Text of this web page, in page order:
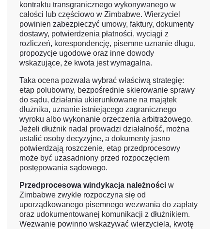
kontraktu transgranicznego wykonywanego w
całości lub częściowo w Zimbabwe. Wierzyciel
powinien zabezpieczyć umowy, faktury, dokumenty
dostawy, potwierdzenia płatności, wyciągi z
rozliczeń, korespondencję, pisemne uznanie długu,
propozycje ugodowe oraz inne dowody
wskazujące, że kwota jest wymagalna.
Taka ocena pozwala wybrać właściwą strategię:
etap polubowny, bezpośrednie skierowanie sprawy
do sądu, działania ukierunkowane na majątek
dłużnika, uznanie istniejącego zagranicznego
wyroku albo wykonanie orzeczenia arbitrażowego.
Jeżeli dłużnik nadal prowadzi działalność, można
ustalić osoby decyzyjne, a dokumenty jasno
potwierdzają roszczenie, etap przedprocesowy
może być uzasadniony przed rozpoczęciem
postępowania sądowego.
Przedprocesowa windykacja należności w
Zimbabwe zwykle rozpoczyna się od
uporządkowanego pisemnego wezwania do zapłaty
oraz udokumentowanej komunikacji z dłużnikiem.
Wezwanie powinno wskazywać wierzyciela, kwotę